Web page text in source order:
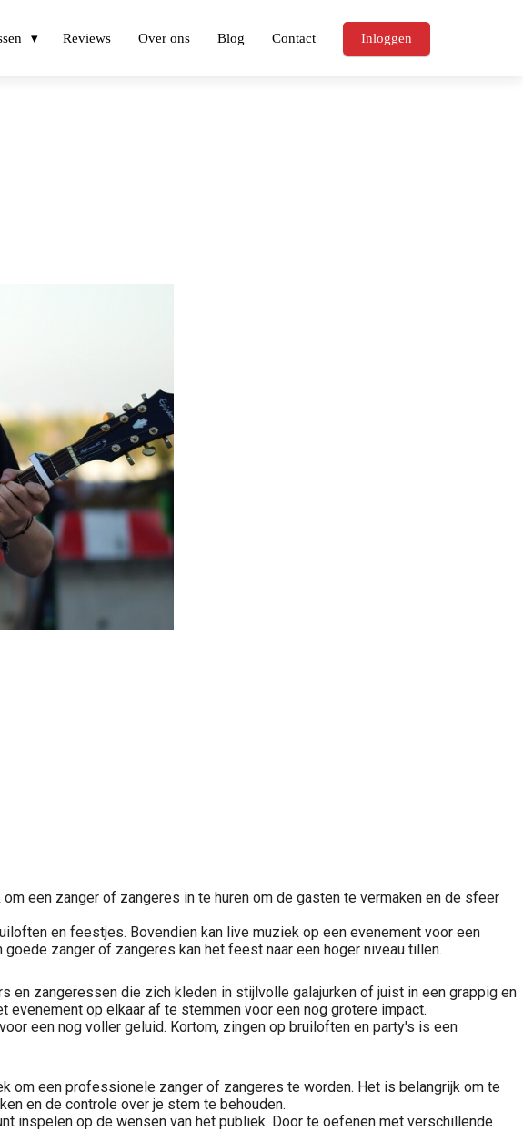
Reviews Over ons Blog Contact Inloggen
een zanger of zangeres in te huren om de gasten te vermaken en de sfeer
en feestjes. Bovendien kan live muziek op een evenement voor een
zanger of zangeres kan het feest naar een hoger niveau tillen.
en zangeressen die zich kleden in stijlvolle galajurken of juist in een grappig en
op elkaar af te stemmen voor een nog grotere impact.
een nog voller geluid. Kortom, zingen op bruiloften en party's is een
om een professionele zanger of zangeres te worden. Het is belangrijk om te
en de controle over je stem te behouden.
inspelen op de wensen van het publiek. Door te oefenen met verschillende